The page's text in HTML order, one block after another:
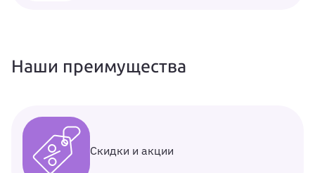
Наши преимущества
Скидки и акции